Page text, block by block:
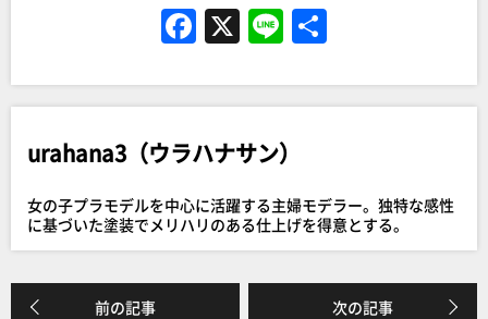
F
c
e
b
o
o
k
X Li
e
urahana3（ウラハナサン）
女の子プラモデルを中心に活躍する主婦モデラー。独特な感性
に基づいた塗装でメリハリのある仕上げを得意とする。
前の記事 次の記事